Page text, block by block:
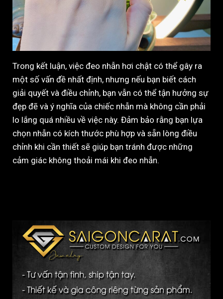
Trong kết luận, việc đeo nhẫn hơi chật có thể gây ra
một số vấn đề nhất định, nhưng nếu bạn biết cách
giải quyết và điều chỉnh, bạn vẫn có thể tận hưởng sự
đẹp đẽ và ý nghĩa của chiếc nhẫn mà không cần phải
lo lắng quá nhiều về việc này. Đảm bảo rằng bạn lựa
chọn nhẫn có kích thước phù hợp và sẵn lòng điều
chỉnh khi cần thiết sẽ giúp bạn tránh được những
cảm giác không thoải mái khi đeo nhẫn.